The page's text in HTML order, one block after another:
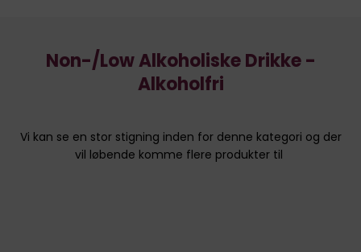
Non-/Low Alkoholiske Drikke -
Alkoholfri
Vi kan se en stor stigning inden for denne kategori og der
vil løbende komme flere produkter til